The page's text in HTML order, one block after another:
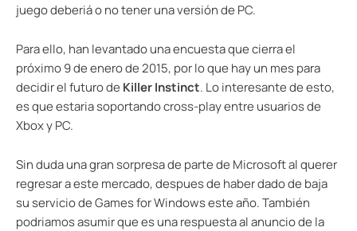
juego deberiá o no tener una versión de PC.
Para ello, han levantado una encuesta que cierra el
próximo 9 de enero de 2015, por lo que hay un mes para
decidir el futuro de Killer Instinct. Lo interesante de esto,
es que estaria soportando cross-play entre usuarios de
Xbox y PC.
Sin duda una gran sorpresa de parte de Microsoft al querer
regresar a este mercado, despues de haber dado de baja
su servicio de Games for Windows este año. También
podriamos asumir que es una respuesta al anuncio de la